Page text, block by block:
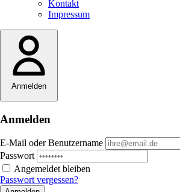
Kontakt
Impressum
Anmelden
Anmelden
E-Mail oder Benutzername
Passwort
Angemeldet bleiben
Passwort vergessen?